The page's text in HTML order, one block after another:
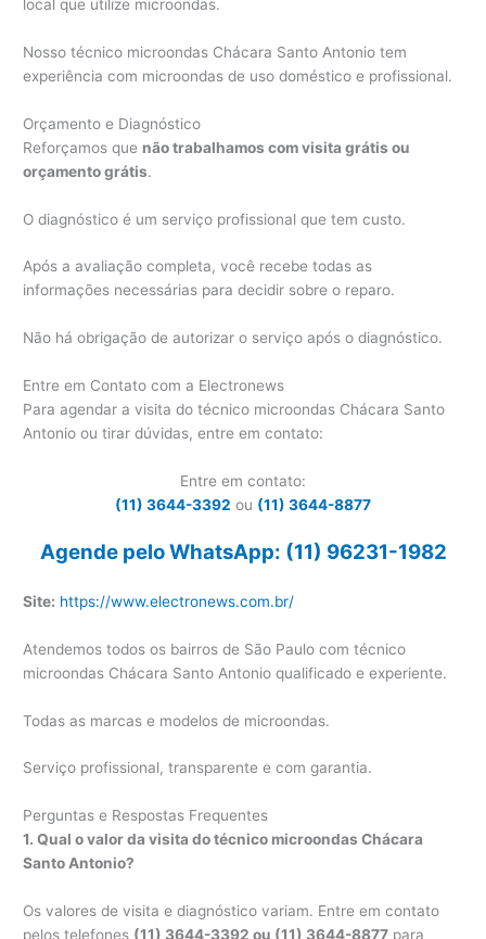
local que utilize microondas.
Nosso técnico microondas Chácara Santo Antonio tem
experiência com microondas de uso doméstico e profissional.
Orçamento e Diagnóstico
Reforçamos que não trabalhamos com visita grátis ou
orçamento grátis.
O diagnóstico é um serviço profissional que tem custo.
Após a avaliação completa, você recebe todas as
informações necessárias para decidir sobre o reparo.
Não há obrigação de autorizar o serviço após o diagnóstico.
Entre em Contato com a Electronews
Para agendar a visita do técnico microondas Chácara Santo
Antonio ou tirar dúvidas, entre em contato:
Entre em contato:
(11) 3644-3392 ou (11) 3644-8877
Agende pelo WhatsApp: (11) 96231-1982
Site: https://www.electronews.com.br/
Atendemos todos os bairros de São Paulo com técnico
microondas Chácara Santo Antonio qualificado e experiente.
Todas as marcas e modelos de microondas.
Serviço profissional, transparente e com garantia.
Perguntas e Respostas Frequentes
1. Qual o valor da visita do técnico microondas Chácara
Santo Antonio?
Os valores de visita e diagnóstico variam. Entre em contato
pelos telefones (11) 3644-3392 ou (11) 3644-8877 para